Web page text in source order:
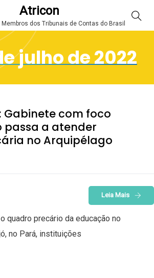
Atricon
dos Tribunais de Contas do Brasil
julho de 2022
Gabinete com foco
passa a atender
no Arquipélago
Leia Mais
quadro precário da educação no
no Pará, instituições